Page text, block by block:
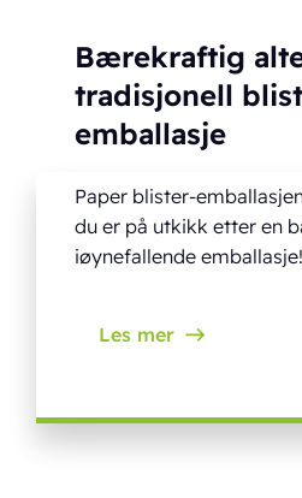
Bærekraftig
tradisjonell
emballasje
Paper blister-
du er på utkikk etter en
iøynefallende emballasje!
Les mer